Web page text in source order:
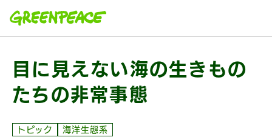
目に見えない海の生きもの
たちの非常事態
トピック 海洋生態系